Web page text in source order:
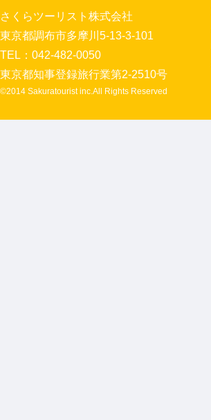
さくらツーリスト株式会社
東京都調布市多摩川5-13-3-101
TEL：042-482-0050
東京都知事登録旅行業第2-2510号
©2014 Sakuratourist inc.All Rights Reserved